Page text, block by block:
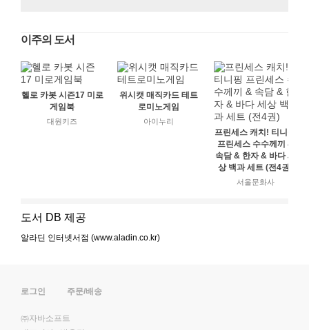
이주의 도서
헬로 카봇 시즌17 미로
게임북
대원키즈
위시캣 매직카드 테트
로미노게임
아이누리
프린세스 캐치! 티니핑
프린세스 수수께끼 &
속담 & 한자 & 바다 세
상 백과 세트 (전4권)
서울문화사
도서 DB 제공
알라딘 인터넷서점 (www.aladin.co.kr)
로그인 주문/배송
㈜자바소프트